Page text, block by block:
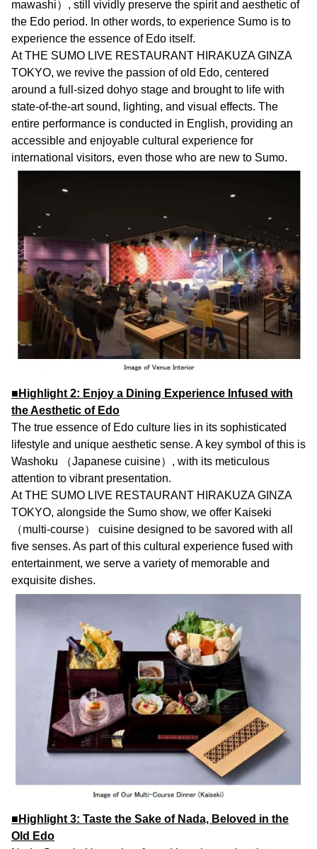
mawashi）, still vividly preserve the spirit and aesthetic of
the Edo period. In other words, to experience Sumo is to
experience the essence of Edo itself.
At THE SUMO LIVE RESTAURANT HIRAKUZA GINZA
TOKYO, we revive the passion of old Edo, centered
around a full-sized dohyo stage and brought to life with
state-of-the-art sound, lighting, and visual effects. The
entire performance is conducted in English, providing an
accessible and enjoyable cultural experience for
international visitors, even those who are new to Sumo.
■Highlight 2: Enjoy a Dining Experience Infused with
the Aesthetic of Edo
The true essence of Edo culture lies in its sophisticated
lifestyle and unique aesthetic sense. A key symbol of this is
Washoku （Japanese cuisine）, with its meticulous
attention to vibrant presentation.
At THE SUMO LIVE RESTAURANT HIRAKUZA GINZA
TOKYO, alongside the Sumo show, we offer Kaiseki
（multi-course） cuisine designed to be savored with all
five senses. As part of this cultural experience fused with
entertainment, we serve a variety of memorable and
exquisite dishes.
■Highlight 3: Taste the Sake of Nada, Beloved in the
Old Edo